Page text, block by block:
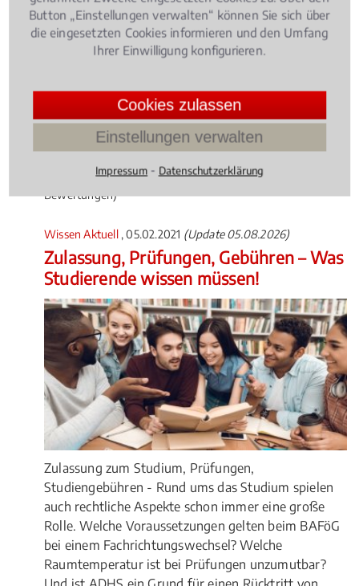
Ob Jagdunfälle, Schäden bei der Treibjagd oder der
Entzug des Waffenscheins – für viele Jäger ist die
Konfrontation mit Recht und Gesetz eine große
4.014598540145985 /
Bewertungen)
Wissen Aktuell , 05.02.2021 (Update 05.08.2026)
Zulassung, Prüfungen, Gebühren – Was
Studierende wissen müssen!
Zulassung zum Studium, Prüfungen,
Studiengebühren - Rund ums das Studium spielen
auch rechtliche Aspekte schon immer eine große
Rolle. Welche Voraussetzungen gelten beim BAFöG
bei einem Fachrichtungswechsel? Welche
Raumtemperatur ist bei Prüfungen unzumutbar?
Button „Einstellungen verwalten“ können Sie sich über
die eingesetzten Cookies informieren und den Umfang
Ihrer Einwilligung konfigurieren.
Cookies zulassen
Einstellungen verwalten
Impressum ⁃ Datenschutzerklärung